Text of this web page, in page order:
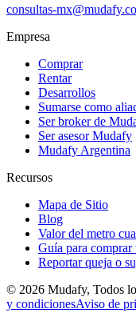
consultas-
Empresa
Comprar
Rentar
Desarrollos
Sumarse como
Ser broker de
Ser asesor Mudafy
Mudafy Argentina
Recursos
Mapa de Sitio
Blog
Valor del metro
Guía para comprar
Reportar queja o
© 2026 Mudafy, Todos
y condicionesAviso de